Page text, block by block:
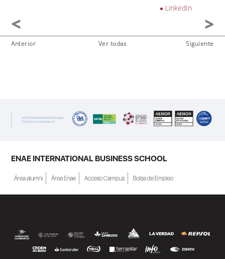
LinkedIn
Anterior Ver todas Siguiente
ENAE INTERNATIONAL BUSINESS SCHOOL
Área alumni Área Enae Acceso Campus Bolsa de Empleo